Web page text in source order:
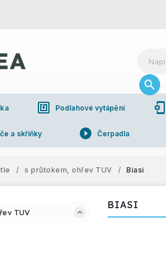
nfc Podlahové vytápění phonelink_setup
a skříňky play_circle_filled Čerpadla
/ s průtokem, ohřev TUV / Biasi
TUV
BIASI